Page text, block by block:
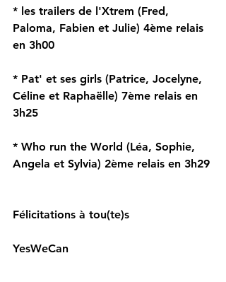
* les trailers de l'Xtrem (Fred,
Paloma, Fabien et Julie) 4ème relais
en 3h00
* Pat' et ses girls (Patrice, Jocelyne,
Céline et Raphaëlle) 7ème relais en
3h25
* Who run the World (Léa, Sophie,
Angela et Sylvia) 2ème relais en 3h29
Félicitations à tou(te)s
YesWeCan ️